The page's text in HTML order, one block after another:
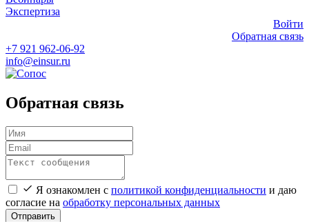
Экспертиза
Войти
Обратная связь
+7 921 962-06-92
info@einsur.ru
Обратная связь
Я ознакомлен с политикой конфиденциальности и даю
согласие на обработку персональных данных
Отправить